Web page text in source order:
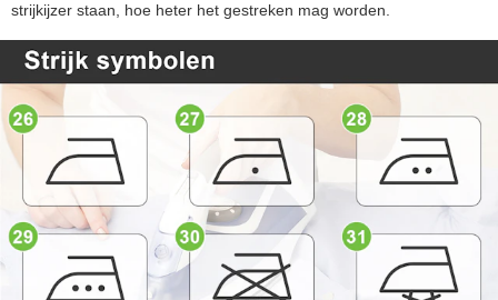
strijkijzer staan, hoe heter het gestreken mag worden.